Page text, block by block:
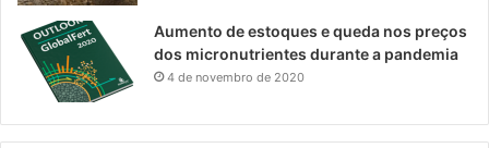
Aumento de estoques e queda nos preços
dos micronutrientes durante a pandemia
4 de novembro de 2020